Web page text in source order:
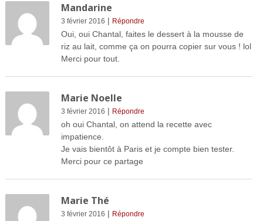
Mandarine
3 février 2016 | Répondre
Oui, oui Chantal, faites le dessert à la mousse de
riz au lait, comme ça on pourra copier sur vous ! lol
Merci pour tout.
Marie Noelle
3 février 2016 | Répondre
oh oui Chantal, on attend la recette avec
impatience.
Je vais bientôt à Paris et je compte bien tester.
Merci pour ce partage
Marie Thé
3 février 2016 | Répondre